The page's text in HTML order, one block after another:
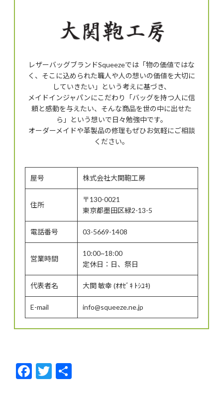
レザーバッグブランドSqueezeでは「物の価値ではな
く、そこに込められた職人や人の想いの価値を大切に
していきたい」という考えに基づき、
メイドインジャパンにこだわり「バッグを持つ人に信
頼と感動を与えたい、そんな商品を世の中に出せた
ら」という想いで日々勉強中です。
オーダーメイドや革製品の修理もぜひお気軽にご相談
ください。
屋号 株式会社大関鞄工房
住所
〒130-0021
東京都墨田区緑2-13-5
電話番号 03-5669-1408
営業時間
10:00~18:00
定休日：日、祭日
代表者名 大関 敏幸 (ｵｵｾﾞｷ ﾄｼﾕｷ)
E-mail info@squeeze.ne.jp
F
T